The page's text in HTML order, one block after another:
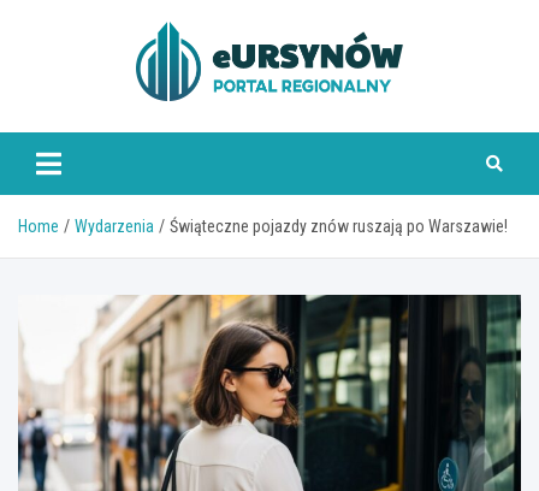
Home Wydarzenia Świąteczne pojazdy znów ruszają po Warszawie!